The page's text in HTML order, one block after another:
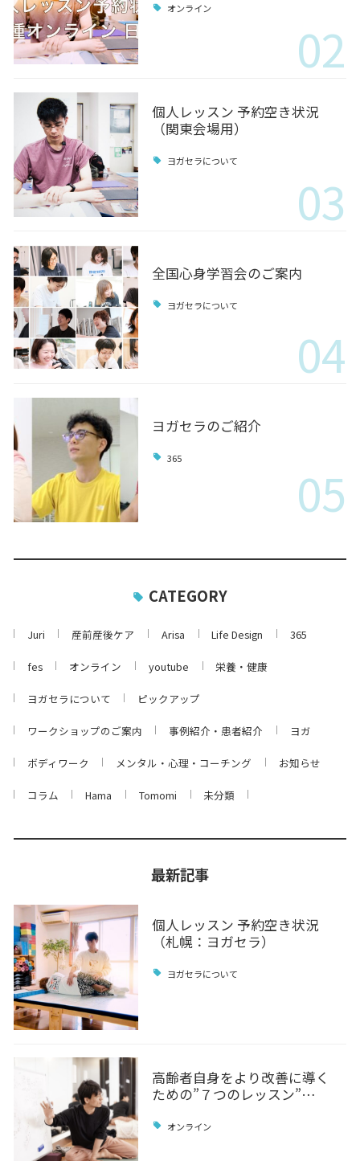
オンライン
02
個人レッスン 予約空き状況
（関東会場用）
ヨガセラについて
03
全国心身学習会のご案内
ヨガセラについて
04
ヨガセラのご紹介
365
05
CATEGORY
Juri 産前産後ケア Arisa Life Design 365
fes オンライン youtube 栄養・健康
ヨガセラについて ピックアップ
ワークショップのご案内 事例紹介・患者紹介 ヨガ
ボディワーク メンタル・心理・コーチング お知らせ
コラム Hama Tomomi 未分類
最新記事
個人レッスン 予約空き状況
（札幌：ヨガセラ）
ヨガセラについて
高齢者自身をより改善に導く
ための”７つのレッスン”…
オンライン